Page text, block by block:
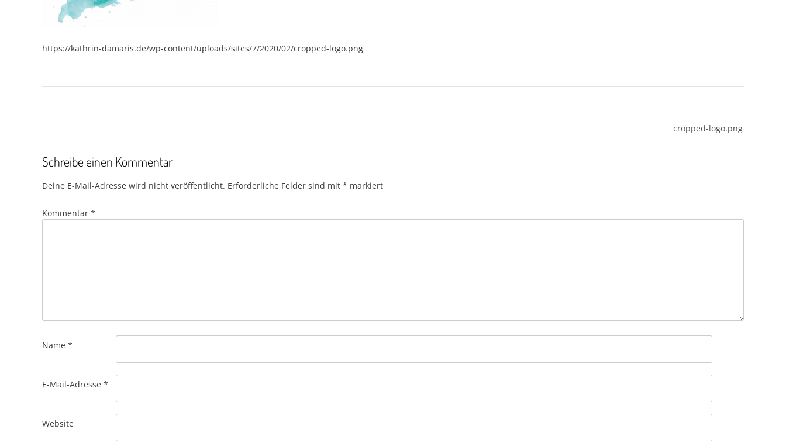
https://kathrin-damaris.de/wp-content/uploads/sites/7/2020/02/cropped-logo.png
cropped-logo.png
Schreibe einen Kommentar
Deine E-Mail-Adresse wird nicht veröffentlicht. Erforderliche Felder sind mit * markiert
Kommentar *
Name *
E-Mail-Adresse *
Website